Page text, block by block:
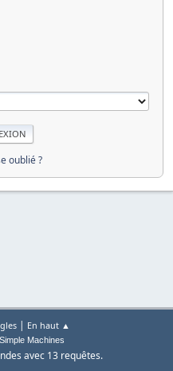
oublié ?
| En haut ▲
Simple Machines
avec 13 requêtes.